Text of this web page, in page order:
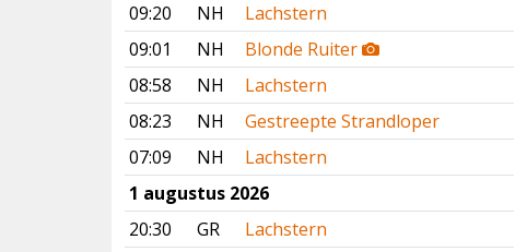
09:20
NH
Lachstern
09:01
NH
Blonde Ruiter
08:58
NH
Lachstern
08:23
NH
Gestreepte Strandloper
07:09
NH
Lachstern
1 augustus 2026
20:30
GR
Lachstern